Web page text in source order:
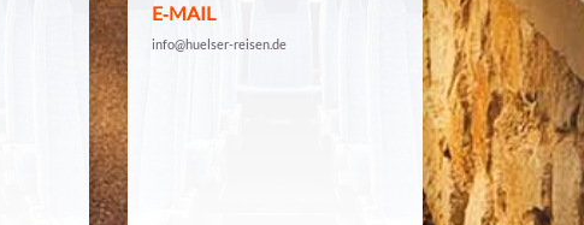
E‑MAIL
info@huelser-reisen.de